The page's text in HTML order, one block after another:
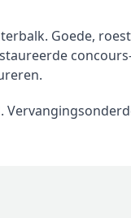
Goede,